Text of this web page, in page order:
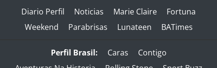
Diario Perfil Noticias Marie Claire
Fortuna
Weekend
Parabrisas Lunateen BATimes
Perfil Brasil: Caras
Contigo